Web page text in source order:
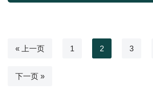
« 上一页 1 2 3
下一页 »